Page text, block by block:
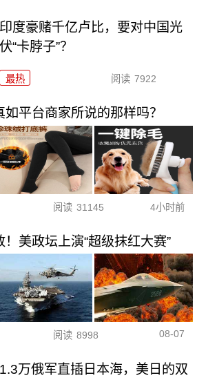
印度豪赌千亿卢比，要对中国光
伏“卡脖子”？
最热 阅读 7922
平台商家所说的那样吗？
阅读 31145 4小时前
美政坛上演“超级抹红大赛”
阅读 8998 08-07
1.3万俄军直插日本海，美日的双